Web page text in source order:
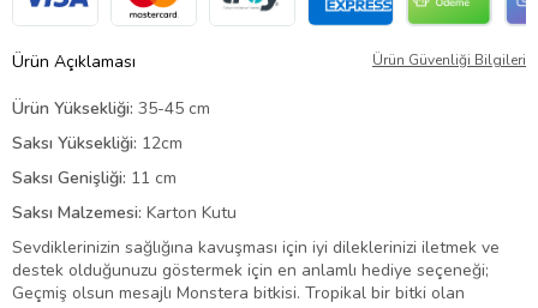
Ürün Açıklaması Ürün Güvenliği Bilgileri
Ürün Yüksekliği: 35-45 cm
Saksı Yüksekliği: 12cm
Saksı Genişliği: 11 cm
Saksı Malzemesi: Karton Kutu
Sevdiklerinizin sağlığına kavuşması için iyi dileklerinizi iletmek ve
destek olduğunuzu göstermek için en anlamlı hediye seçeneği;
Geçmiş olsun mesajlı Monstera bitkisi. Tropikal bir bitki olan